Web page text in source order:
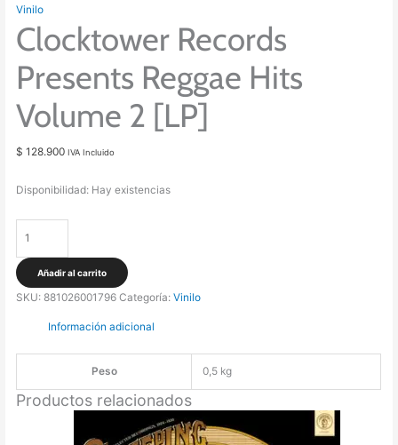
Vinilo
Clocktower Records
Presents Reggae Hits
Volume 2 [LP]
$ 128.900 IVA Incluido
Disponibilidad: Hay existencias
Presents
Reggae
Volume
2
cantidad
Añadir al carrito
SKU:881026001796 Categoría:Vinilo
Información adicional
Peso 0,5 kg
Productos relacionados